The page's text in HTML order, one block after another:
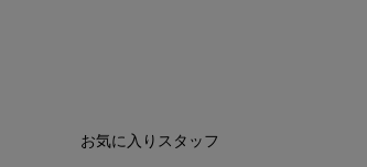
お気に入りスタッフ